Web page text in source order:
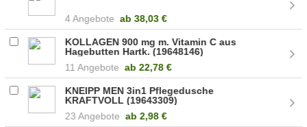
4 Angebote ab 38,03 €
KOLLAGEN 900 mg m. Vitamin C aus
Hagebutten Hartk. (19648146)
11 Angebote ab 22,78 €
KNEIPP MEN 3in1 Pflegedusche
KRAFTVOLL (19643309)
23 Angebote ab 2,98 €